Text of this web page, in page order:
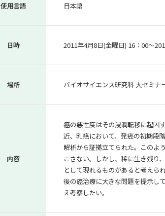
使用言語 日本語
日時 2011年4月8日(金曜日) 16：00～
場所 バイオサイエンス研究科 大セミナ
内容
癌の悪性度はその浸潤転移に起因
近、乳癌において、発癌の初期段
解析から証拠立てられた。このよ
こさない。しかし、稀に生き残り
として現れるものがあると考えら
後の癌治療に大きな問題を提示し
え考察したい。